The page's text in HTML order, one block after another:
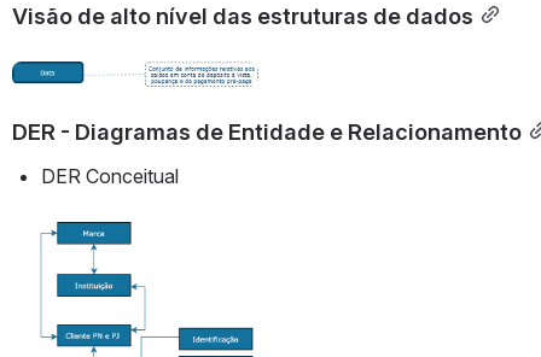
Visão de alto nível das estruturas de dados
Abrir
DER - Diagramas de Entidade e Relacionamento
DER Conceitual
Abrir